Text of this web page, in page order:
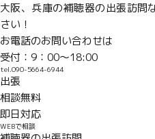
大阪、兵庫の補聴器の出張訪問
さい！
お電話のお問い合わせは
受付：9：00〜18:00
tel.090-5664-6944
出張
相談無料
即日対応
WEBで相談